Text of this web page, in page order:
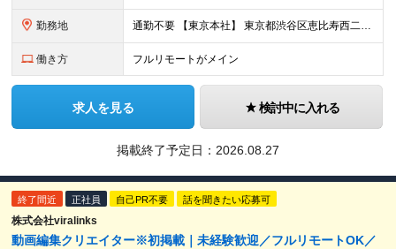
勤務地 通勤不要 【東京本社】 東京都渋谷区恵比寿西二丁目8番4号 EX恵比寿西ビル5階
働き方 フルリモートがメイン
求人を見る 検討中に入れる
掲載終了予定日： 2026.08.27
終了間近 正社員 自己PR不要 話を聞きたい応募可
株式会社viralinks
動画編集クリエイター※初掲載｜未経験歓迎／フルリモートOK／